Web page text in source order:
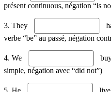
présent continuous, négation “is
3. They
verbe “be” au passé, négation
4. We
simple, négation avec “did not”)
5. He